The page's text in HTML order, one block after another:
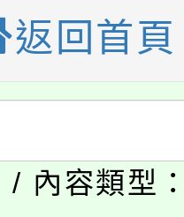
生輔導中心
輔導、社會
參加。
短影音徵
。
學年度學生
助參觀特色
施計畫」
育部表揚
貢獻獎」
學年度第
甄選結果(
保險知識
返回首頁
內容類型